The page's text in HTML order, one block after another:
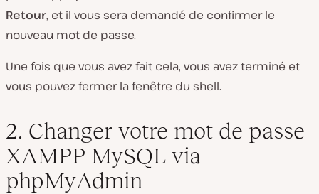
Retour, et il vous sera demandé de confirmer le
nouveau mot de passe.
Une fois que vous avez fait cela, vous avez terminé et
vous pouvez fermer la fenêtre du shell.
2. Changer votre mot de passe
XAMPP MySQL via
phpMyAdmin